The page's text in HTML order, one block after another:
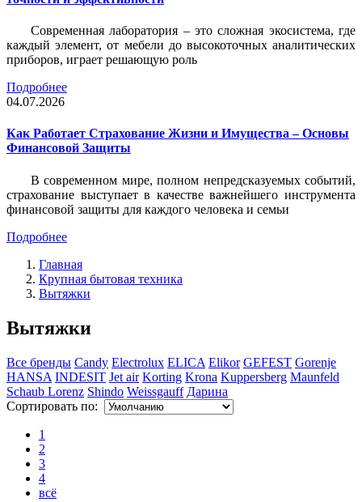
Современная лаборатория – это сложная экосистема, где
каждый элемент, от мебели до высокоточных аналитических
приборов, играет решающую роль
Подробнее
04.07.2026
Как Работает Страхование Жизни и Имущества – Основы
Финансовой Защиты
В современном мире, полном непредсказуемых событий,
страхование выступает в качестве важнейшего инструмента
финансовой защиты для каждого человека и семьи
Подробнее
Главная
Крупная бытовая техника
Вытяжки
Вытяжки
Все бренды Candy Electrolux ELICA Elikor GEFEST Gorenje
HANSA INDESIT Jet air Korting Krona Kuppersberg Maunfeld
Schaub Lorenz Shindo Weissgauff Дарина
Сортировать по:
1
2
3
4
всё